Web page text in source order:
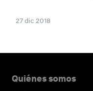
27 dic 2018
Quiénes somos